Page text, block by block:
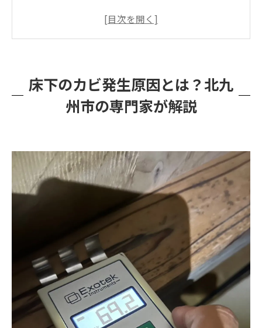
北九州市で床下カビ対策：家の素材を守りなが
床下のカビ発生原因とは？北九
州市の専門家が解説